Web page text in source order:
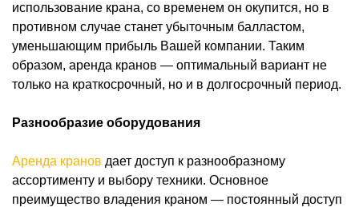
использование крана, со временем он окупится, но в
противном случае станет убыточным балластом,
уменьшающим прибыль Вашей компании. Таким
образом, аренда кранов — оптимальный вариант не
только на краткосрочный, но и в долгосрочный период.
Разнообразие оборудования
Аренда кранов дает доступ к разнообразному
ассортименту и выбору техники. Основное
преимущество владения краном — постоянный доступ